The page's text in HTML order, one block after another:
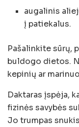
augalinis
į patiekalus.
Pašalinkite sūrų,
buldogo dietos.
kepinių ar
Daktaras įspėja,
fizinės savybės
Jo trumpas